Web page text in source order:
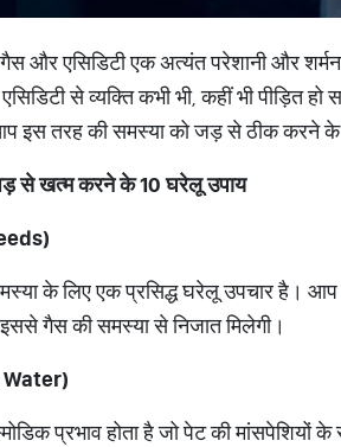
और एसिडिटी एक अत्यंत परेशानी और
एसिडिटी से व्यक्ति कभी भी, कहीं भी
इस तरह की समस्या को जड़ से ठीक
से खत्म करने के10घरेलू उपाय
के लिए एक प्रसिद्ध घरेलू उपचार है।
गैस की समस्या से निजात मिलेगी।
प्रभाव होता है जो पेट की